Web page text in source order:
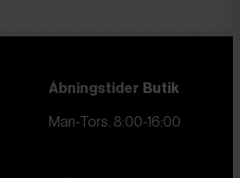
Åbningstider Butik
Man-Tors. 8:00-16:00